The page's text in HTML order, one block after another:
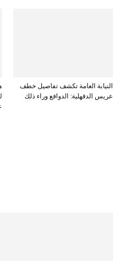
النيابة العامة تكشف تفاصيل خطف
عريس الدقهلية: الدوافع وراء ذلك